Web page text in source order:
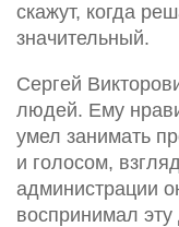
скажут, когда
значительный.
Сергей
людей. Ему
умел занимать
и голосом,
администрации
воспринимал